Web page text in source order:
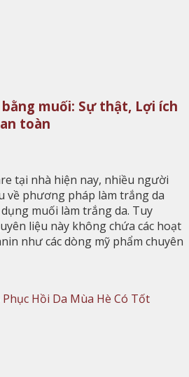
muối: Sự thật, Lợi ích
toàn
tại nhà hiện nay, nhiều người
phương pháp làm trắng da
muối làm trắng da. Tuy
liệu này không chứa các hoạt
như các dòng mỹ phẩm chuyên